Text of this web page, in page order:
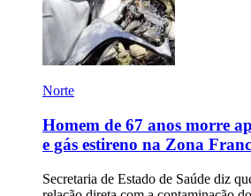
Norte
Homem de 67 anos morre
e gás estireno na Zona
Secretaria de Estado de Saúde diz